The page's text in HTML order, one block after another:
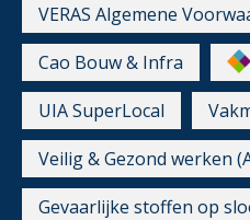
VERAS Algemene
Cao Bouw & Infra
UIA SuperLocal
Veilig & Gezond werken
Gevaarlijke stoffen op